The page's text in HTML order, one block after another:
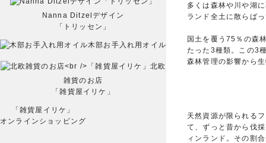
多くは森林や川や湖
ランド全土に散らば
国土を覆う75％の森
たった3種類。この3
森林管理の影響から
天然資源が限られる
て、ずっと昔から伐
ィンランド。その割
Nanna Ditzelデザイン
「トリッセン」
木部お手入れ用オイル
北欧
雑貨のお店
「雑貨屋イリケ」
「雑貨屋イリケ」
オンラインショッピング